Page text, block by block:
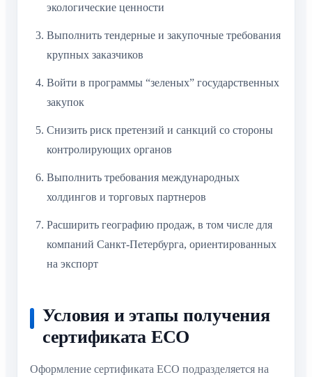
экологические ценности
Выполнить тендерные и закупочные требования
крупных заказчиков
Войти в программы “зеленых” государственных
закупок
Снизить риск претензий и санкций со стороны
контролирующих органов
Выполнить требования международных
холдингов и торговых партнеров
Расширить географию продаж, в том числе для
компаний Санкт-Петербурга, ориентированных
на экспорт
Условия и этапы получения
сертификата ECO
Оформление сертификата ECO подразделяется на